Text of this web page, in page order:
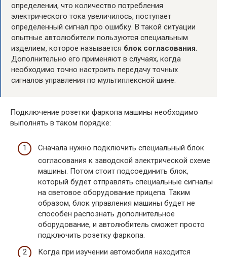
определении, что количество потребления
электрического тока увеличилось, поступает
определенный сигнал про ошибку. В такой ситуации
опытные автолюбители пользуются специальным
изделием, которое называется блок согласования.
Дополнительно его применяют в случаях, когда
необходимо точно настроить передачу точных
сигналов управления по мультиплексной шине.
Подключение розетки фаркопа машины необходимо
выполнять в таком порядке:
Сначала нужно подключить специальный блок
согласования к заводской электрической схеме
машины. Потом стоит подсоединить блок,
который будет отправлять специальные сигналы
на световое оборудование прицепа. Таким
образом, блок управления машины будет не
способен распознать дополнительное
оборудование, и автолюбитель сможет просто
подключить розетку фаркопа.
Когда при изучении автомобиля находится